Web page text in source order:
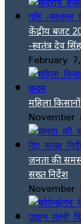
केंद्रीय बजट
-स्वतंत्र देव सिंह
February
महिला
November
जनता की
सख्त निर्देश